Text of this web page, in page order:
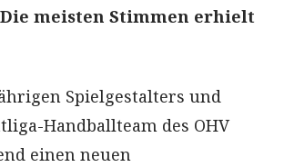
meisten Stimmen erhielt
Spielgestalters und
Handballteam des OHV
einen neuen